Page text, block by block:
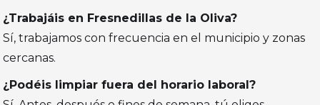
¿Trabajáis en Fresnedillas de la Oliva?
Sí, trabajamos con frecuencia en el municipio y zonas
cercanas.
¿Podéis limpiar fuera del horario laboral?